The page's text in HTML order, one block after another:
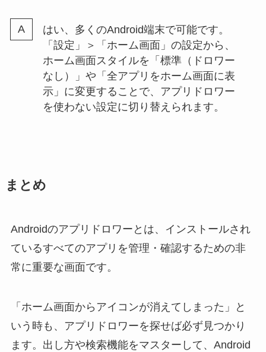
はい、多くのAndroid端末で可能です。
「設定」＞「ホーム画面」の設定から、
ホーム画面スタイルを「標準（ドロワー
なし）」や「全アプリをホーム画面に表
示」に変更することで、アプリドロワー
を使わない設定に切り替えられます。
まとめ
Androidのアプリドロワーとは、インストールされ
ているすべてのアプリを管理・確認するための非
常に重要な画面です。
「ホーム画面からアイコンが消えてしまった」と
いう時も、アプリドロワーを探せば必ず見つかり
ます。出し方や検索機能をマスターして、Android